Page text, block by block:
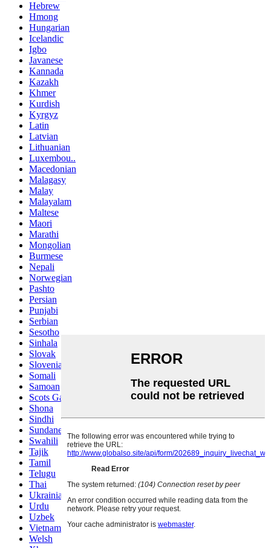
Hebrew
Hmong
Hungarian
Icelandic
Igbo
Javanese
Kannada
Kazakh
Khmer
Kurdish
Kyrgyz
Latin
Latvian
Lithuanian
Luxembou..
Macedonian
Malagasy
Malay
Malayalam
Maltese
Maori
Marathi
Mongolian
Burmese
Nepali
Norwegian
Pashto
Persian
Punjabi
Serbian
Sesotho
Sinhala
Slovak
Slovenian
Somali
Samoan
Scots Gaelic
Shona
Sindhi
Sundanese
Swahili
Tajik
Tamil
Telugu
Thai
Ukrainian
Urdu
Uzbek
Vietnamese
Welsh